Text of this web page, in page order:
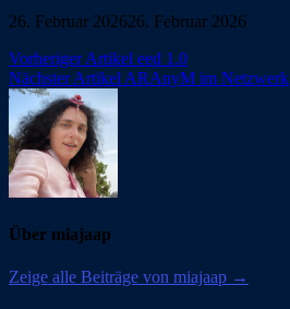
26. Februar 202626. Februar 2026
Beitragsnavigation
Vorheriger Artikel eed 1.0
Nächster Artikel ARAnyM im Netzwerk
Über miajaap
Zeige alle Beiträge von miajaap →